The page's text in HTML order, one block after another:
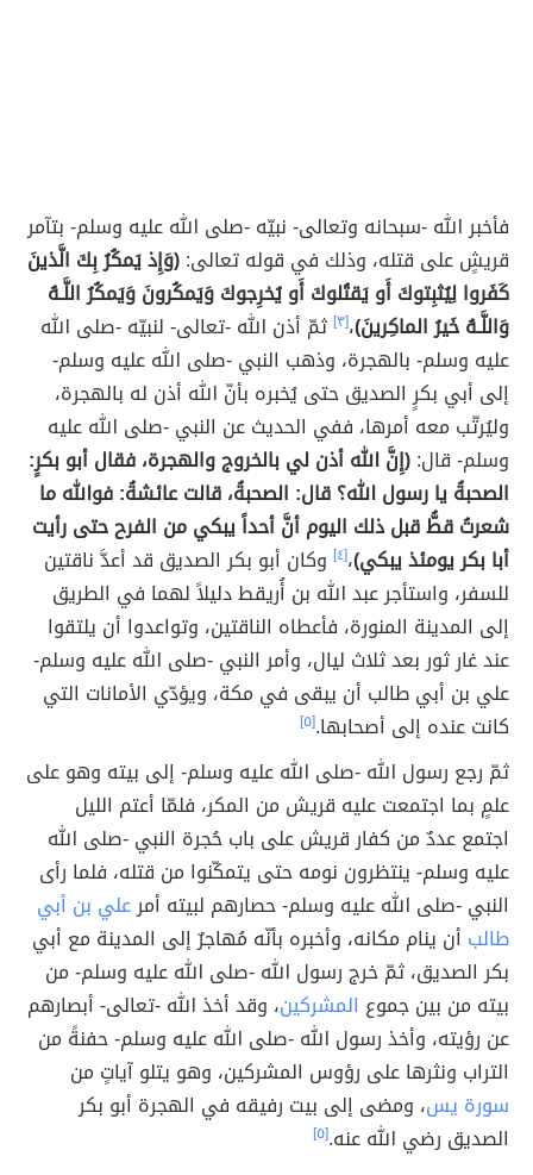
فأخبر الله -سبحانه وتعالى- نبيّه -صلى الله عليه وسلم- بتآمر
قريشٍ على قتله، وذلك في قوله تعالى:(وَإِذ يَمكُرُ بِكَ الَّذينَ
كَفَروا لِيُثبِتوكَ أَو يَقتُلوكَ أَو يُخرِجوكَ وَيَمكُرونَ وَيَمكُرُ اللَّـهُ
وَاللَّـهُ خَيرُ الماكِرينَ)،[٣]
ثمّ أذن الله -تعالى- لنبيّه -صلى الله
عليه وسلم- بالهجرة، وذهب النبي -صلى الله عليه وسلم-
إلى أبي بكرٍ الصديق حتى يُخبره بأنّ الله أذن له بالهجرة،
وليُرتّب معه أمرها، ففي الحديث عن النبي -صلى الله عليه
وسلم- قال:(إِنَّ الله أذن لي بالخروج والهجرة، فقال أبو بكرٍ:
الصحبةُ يا رسول الله؟ قال: الصحبةُ، قالت عائشةُ: فوالله ما
شعرتُ قطُّ قبل ذلك اليوم أنَّ أحداً يبكي من الفرح حتى رأيت
أبا بكر يومئذ يبكي)،[٤]
وكان أبو بكر الصديق قد أعدَّ ناقتين
للسفر، واستأجر عبد الله بن أُريقط دليلاً لهما في الطريق
إلى المدينة المنورة، فأعطاه الناقتين، وتواعدوا أن يلتقوا
عند غار ثور بعد ثلاث ليال، وأمر النبي -صلى الله عليه وسلم-
علي بن أبي طالب أن يبقى في مكة، ويؤدّي الأمانات التي
كانت عنده إلى أصحابها.[٥]
ثمّ رجع رسول الله -صلى الله عليه وسلم- إلى بيته وهو على
علمٍ بما اجتمعت عليه قريش من المكر، فلمّا أعتم الليل
اجتمع عددٌ من كفار قريش على باب حُجرة النبي -صلى الله
عليه وسلم- ينتظرون نومه حتى يتمكّنوا من قتله، فلما رأى
النبي -صلى الله عليه وسلم- حصارهم لبيته أمرعلي بن أبي
طالب أن ينام مكانه، وأخبره بأنّه مُهاجرٌ إلى المدينة مع أبي
بكر الصديق، ثمّ خرج رسول الله -صلى الله عليه وسلم- من
بيته من بين جموع المشركين، وقد أخذ الله -تعالى- أبصارهم
عن رؤيته، وأخذ رسول الله -صلى الله عليه وسلم- حفنةً من
التراب ونثرها على رؤوس المشركين، وهو يتلو آياتٍ من
سورة يس، ومضى إلى بيت رفيقه في الهجرة أبو بكر
الصديق رضي الله عنه.[٥]